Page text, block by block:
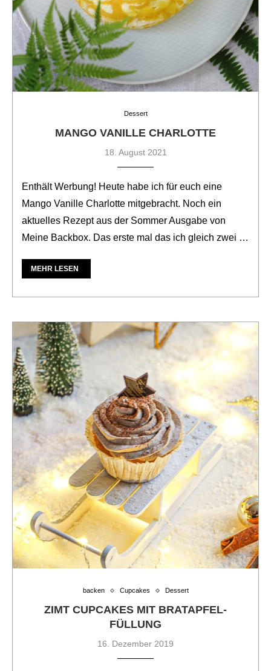
Dessert
MANGO VANILLE CHARLOTTE
18. August 2021
Enthält Werbung! Heute habe ich für euch eine
Mango Vanille Charlotte mitgebracht. Noch ein
aktuelles Rezept aus der Sommer Ausgabe von
Meine Backbox. Das erste mal das ich gleich zwei …
MEHR LESEN
backen Cupcakes Dessert
ZIMT CUPCAKES MIT BRATAPFEL-
FÜLLUNG
16. Dezember 2019